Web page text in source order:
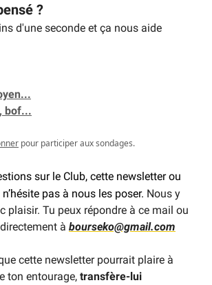
?
d'une seconde et ça nous aide
bof...
pour participer aux sondages.
sur le Club, cette newsletter ou
pas à nous les poser. Nous y
plaisir. Tu peux répondre à ce mail ou
à bourseko@gmail.com
cette newsletter pourrait plaire à
ton entourage, transfère-lui